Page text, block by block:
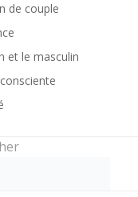
de couple
et le masculin